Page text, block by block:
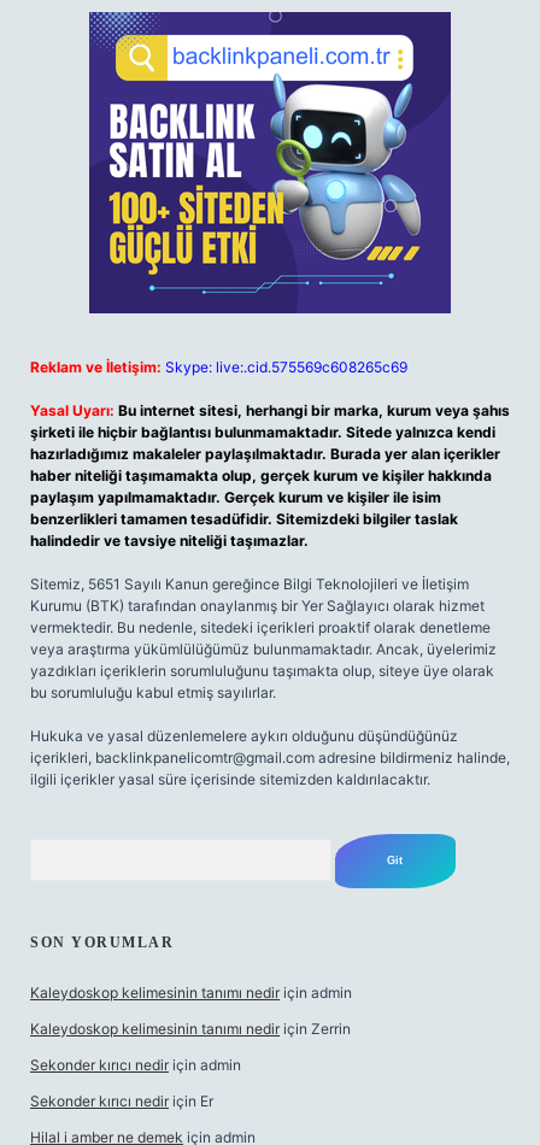
Reklam ve İletişim: Skype: live:.cid.575569c608265c69
Yasal Uyarı: Bu internet sitesi, herhangi bir marka, kurum veya şahıs
şirketi ile hiçbir bağlantısı bulunmamaktadır. Sitede yalnızca kendi
hazırladığımız makaleler paylaşılmaktadır. Burada yer alan içerikler
haber niteliği taşımamakta olup, gerçek kurum ve kişiler hakkında
paylaşım yapılmamaktadır. Gerçek kurum ve kişiler ile isim
benzerlikleri tamamen tesadüfidir. Sitemizdeki bilgiler taslak
halindedir ve tavsiye niteliği taşımazlar.
Sitemiz, 5651 Sayılı Kanun gereğince Bilgi Teknolojileri ve İletişim
Kurumu (BTK) tarafından onaylanmış bir Yer Sağlayıcı olarak hizmet
vermektedir. Bu nedenle, sitedeki içerikleri proaktif olarak denetleme
veya araştırma yükümlülüğümüz bulunmamaktadır. Ancak, üyelerimiz
yazdıkları içeriklerin sorumluluğunu taşımakta olup, siteye üye olarak
bu sorumluluğu kabul etmiş sayılırlar.
Hukuka ve yasal düzenlemelere aykırı olduğunu düşündüğünüz
içerikleri, backlinkpanelicomtr@gmail.com adresine bildirmeniz halinde,
ilgili içerikler yasal süre içerisinde sitemizden kaldırılacaktır.
SON YORUMLAR
Kaleydoskop kelimesinin tanımı nedir için admin
Kaleydoskop kelimesinin tanımı nedir için Zerrin
Sekonder kırıcı nedir için admin
Sekonder kırıcı nedir için Er
Hilal i amber ne demek için admin